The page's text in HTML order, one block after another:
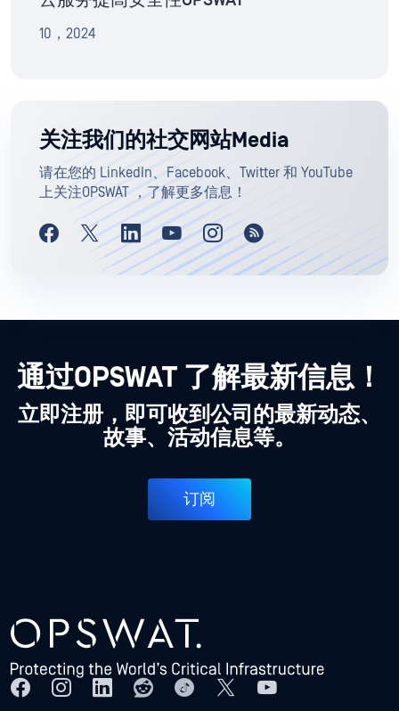
10，2024
关注我们的社交网站Media
请在您的 LinkedIn、Facebook、Twitter 和 YouTube
上关注OPSWAT ，了解更多信息！
通过OPSWAT 了解最新信息！
立即注册，即可收到公司的最新动态、
故事、活动信息等。
订阅